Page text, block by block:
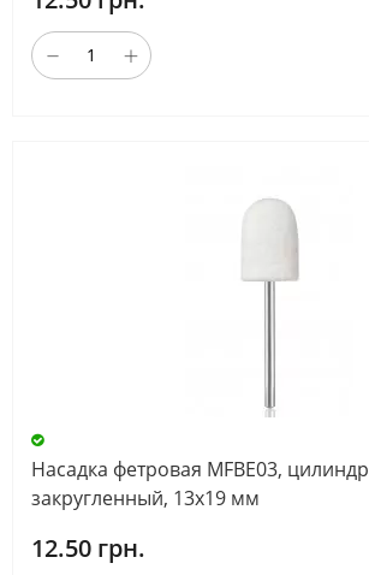
Насадка фетровая MFBE03, цилиндр
закругленный, 13х19 мм
12.50 грн.